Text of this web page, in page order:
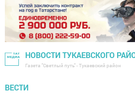
НОВОСТИ ТУКАЕВСКОГО
Газета "Светлый путь" - Тукаевский район
ВЕСТИ